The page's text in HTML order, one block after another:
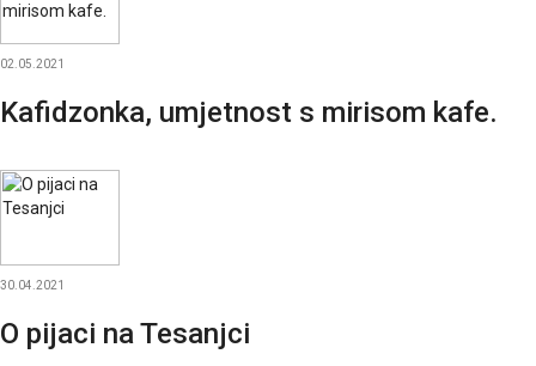
02.05.2021
Kafidzonka, umjetnost s mirisom kafe.
30.04.2021
O pijaci na Tesanjci